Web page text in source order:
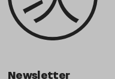
Newsletter